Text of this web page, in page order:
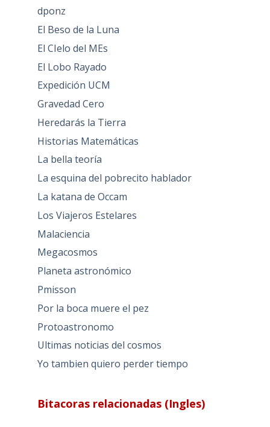
dponz
El Beso de la Luna
El CIelo del MEs
El Lobo Rayado
Expedición UCM
Gravedad Cero
Heredarás la Tierra
Historias Matemáticas
La bella teoría
La esquina del pobrecito hablador
La katana de Occam
Los Viajeros Estelares
Malaciencia
Megacosmos
Planeta astronómico
Pmisson
Por la boca muere el pez
Protoastronomo
Ultimas noticias del cosmos
Yo tambien quiero perder tiempo
Bitacoras relacionadas (Ingles)